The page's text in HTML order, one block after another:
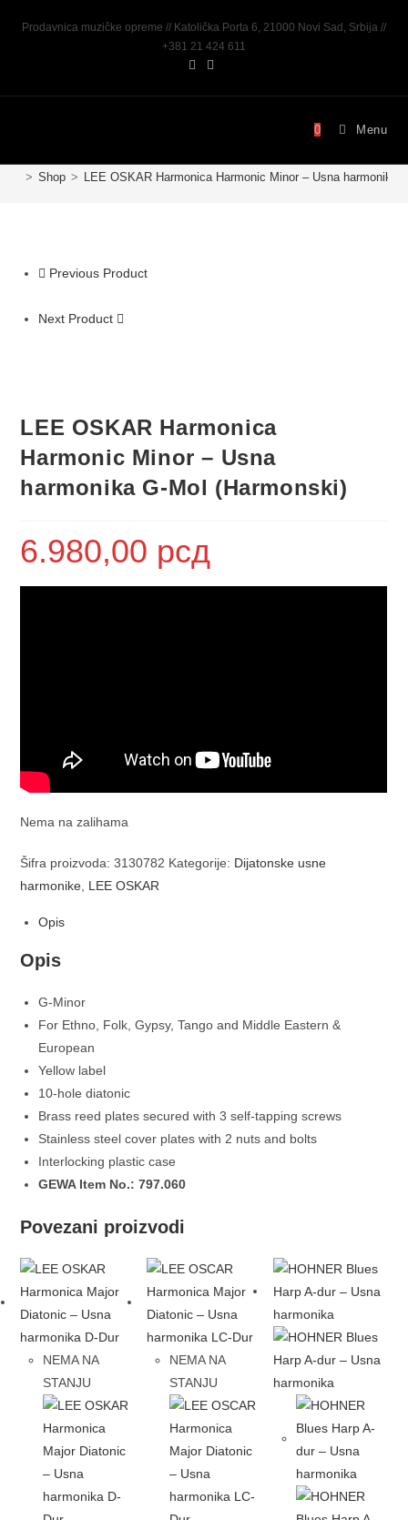
Prodavnica muzičke opreme // Katolička Porta 6, 21000 Novi Sad, Srbija //
+381 21 424 611
0 Menu
> Shop > LEE OSKAR Harmonica Harmonic Minor – Usna harmonika
Previous Product
Next Product
LEE OSKAR Harmonica
Harmonic Minor – Usna
harmonika G-Mol (Harmonski)
6.980,00 рсд
Nema na zalihama
Šifra proizvoda:3130782 Kategorije: Dijatonske usne
harmonike LEE OSKAR
Opis
Opis
G-Minor
For Ethno, Folk, Gypsy, Tango and Middle Eastern &
European
Yellow label
10-hole diatonic
Brass reed plates secured with 3 self-tapping screws
Stainless steel cover plates with 2 nuts and bolts
Interlocking plastic case
GEWA Item No.: 797.060
Povezani proizvodi
NEMA NA
STANJU
NEMA NA
STANJU